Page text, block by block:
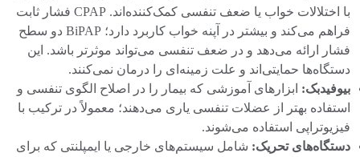
با اختلالات خواب یا ضعف تنفسی کمک‌کننده‌اند. CPAP فشار ثابت
فراهم می‌کند و بیشتر در آپنه خواب کاربرد دارد؛ BiPAP دو سطح
فشار ارائه می‌دهد و در ضعف تنفسی می‌تواند موثرتر باشد. این
دستگاه‌ها حمایتی‌اند و علت زمینه‌ای را درمان نمی‌کنند.
بیوفیدبک: ابزارهای آموزشی که بیمار را در اصلاح الگوی تنفسی و
استفاده بهتر از عضلات تنفسی یاری می‌دهند؛ معمولاً در ترکیب با
فیزیوتراپی استفاده می‌شوند.
دستگاه‌های تحریک: شامل سیستم‌های خارجی یا ایمپلنتی که برای